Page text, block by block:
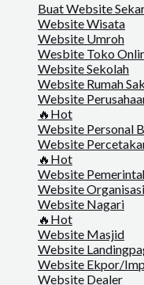
Buat Website
Website Wisata
Website Umroh
Wesbite Toko
Website Sekolah
Website Rumah
Website
🔥Hot
Website Personal
Website
🔥Hot
Website
Website Organisasi
Website Nagari
🔥Hot
Website Masjid
Website
Website Ekpor/
Website Dealer